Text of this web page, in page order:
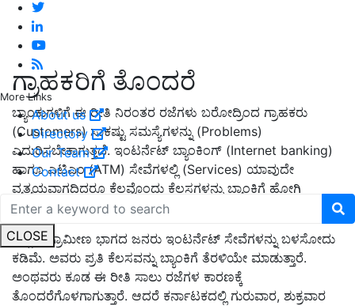
More Links
About us
Directory
Our Team
Contact
CLOSE
ಗ್ರಾಹಕರಿಗೆ ತೊಂದರೆ
ಬ್ಯಾಂಕುಗಳಿಗೆ ಈ ರೀತಿ ನಿರಂತರ ರಜೆಗಳು ಬರೋದ್ರಿಂದ ಗ್ರಾಹಕರು
(Customers) ಸಾಕಷ್ಟು ಸಮಸ್ಯೆಗಳನ್ನು (Problems)
ಎದುರಿಸಬೇಕಾಗುತ್ತದೆ. ಇಂಟರ್ನೆಟ್ ಬ್ಯಾಂಕಿಂಗ್ (Internet banking)
ಹಾಗೂ ಎಟಿಎಂ (ATM) ಸೇವೆಗಳಲ್ಲಿ (Services) ಯಾವುದೇ
ವ್ಯತ್ಯಯವಾಗದಿದ್ದರೂ ಕೆಲವೊಂದು ಕೆಲಸಗಳನ್ನು ಬ್ಯಾಂಕಿಗೆ ಹೋಗಿ
ಮಾಡಬೇಕಾದ ಅಗತ್ಯವಿರುತ್ತದೆ. ಅಂಥ ಕೆಲಸಗಳಿಗೆ ತೊಂದರೆಯಾಗುತ್ತದೆ.
ಅಲ್ಲದೆ, ಗ್ರಾಮೀಣ ಭಾಗದ ಜನರು ಇಂಟರ್ನೆಟ್ ಸೇವೆಗಳನ್ನು ಬಳಸೋದು
ಕಡಿಮೆ. ಅವರು ಪ್ರತಿ ಕೆಲಸವನ್ನು ಬ್ಯಾಂಕಿಗೆ ತೆರಳಿಯೇ ಮಾಡುತ್ತಾರೆ.
ಅಂಥವರು ಕೂಡ ಈ ರೀತಿ ಸಾಲು ರಜೆಗಳ ಕಾರಣಕ್ಕೆ
ತೊಂದರೆಗೊಳಗಾಗುತ್ತಾರೆ. ಆದರೆ ಕರ್ನಾಟಕದಲ್ಲಿ ಗುರುವಾರ, ಶುಕ್ರವಾರ